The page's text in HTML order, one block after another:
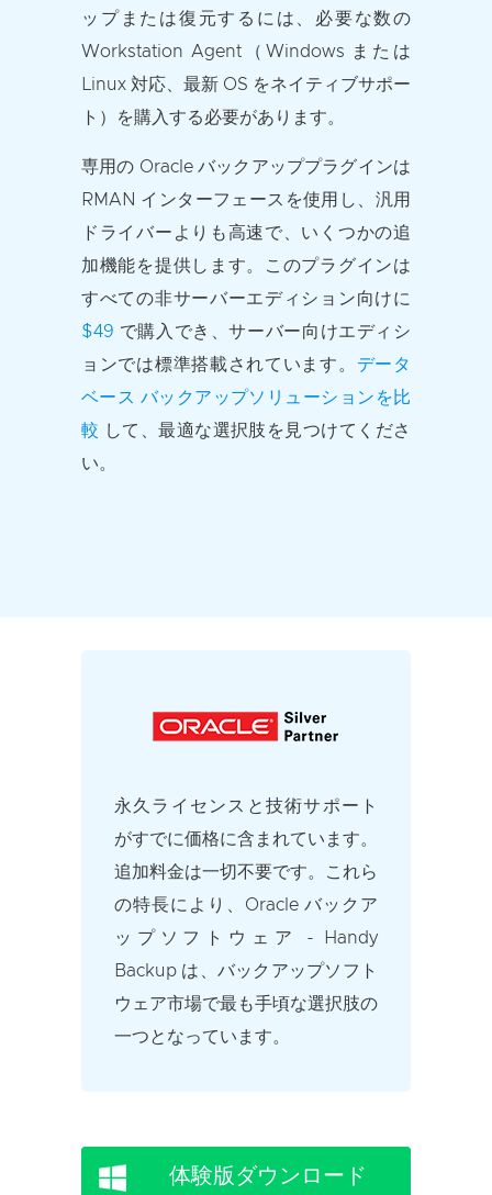
ップまたは復元するには、必要な数の
Workstation Agent（Windows または
Linux 対応、最新 OS をネイティブサポー
ト）を購入する必要があります。
専用の Oracle バックアッププラグインは
RMAN インターフェースを使用し、汎用
ドライバーよりも高速で、いくつかの追
加機能を提供します。このプラグインは
すべての非サーバーエディション向けに
$49 で購入でき、サーバー向けエディシ
ョンでは標準搭載されています。 データ
ベース バックアップソリューションを比
較 して、最適な選択肢を見つけてくださ
い。
永久ライセンスと技術サポート
がすでに価格に含まれています。
追加料金は一切不要です。これら
の特長により、Oracle バックア
ップソフトウェア - Handy
Backup は、バックアップソフト
ウェア市場で最も手頃な選択肢の
一つとなっています。
体験版ダウンロード